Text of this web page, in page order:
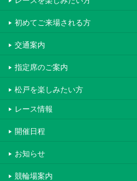
初めてご来場される方
交通案内
指定席のご案内
松戸を楽しみたい方
レース情報
開催日程
お知らせ
競輪場案内